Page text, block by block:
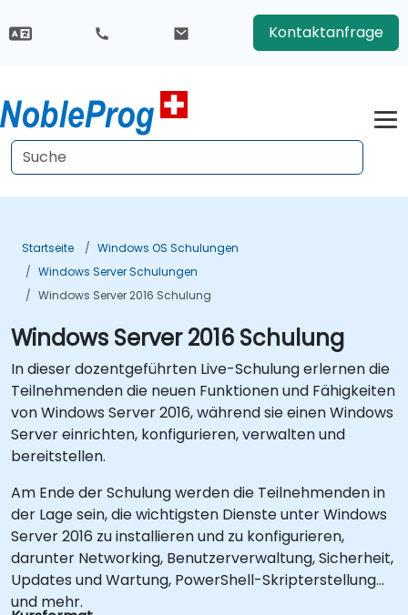
Kontaktanfrage
Startseite
Windows OS Schulungen
Windows Server Schulungen
Windows Server 2016 Schulung
Windows Server 2016 Schulung
In dieser dozentgeführten Live-Schulung erlernen die
Teilnehmenden die neuen Funktionen und Fähigkeiten
von Windows Server 2016, während sie einen Windows
Server einrichten, konfigurieren, verwalten und
bereitstellen.
Am Ende der Schulung werden die Teilnehmenden in
der Lage sein, die wichtigsten Dienste unter Windows
Server 2016 zu installieren und zu konfigurieren,
darunter Networking, Benutzerverwaltung, Sicherheit,
Updates und Wartung, PowerShell-Skripterstellung
und mehr.